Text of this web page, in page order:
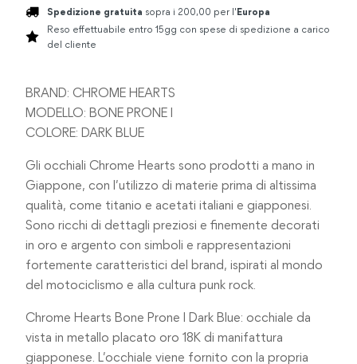
Spedizione gratuita sopra i 200,00 per l'Europa
Reso effettuabile entro 15gg con spese di spedizione a carico
del cliente
BRAND: CHROME HEARTS
MODELLO: BONE PRONE I
COLORE: DARK BLUE
Gli occhiali Chrome Hearts sono prodotti a mano in
Giappone, con l’utilizzo di materie prima di altissima
qualità, come titanio e acetati italiani e giapponesi.
Sono ricchi di dettagli preziosi e finemente decorati
in oro e argento con simboli e rappresentazioni
fortemente caratteristici del brand, ispirati al mondo
del motociclismo e alla cultura punk rock.
Chrome Hearts Bone Prone I Dark Blue: occhiale da
vista in metallo placato oro 18K di manifattura
giapponese. L’occhiale viene fornito con la propria